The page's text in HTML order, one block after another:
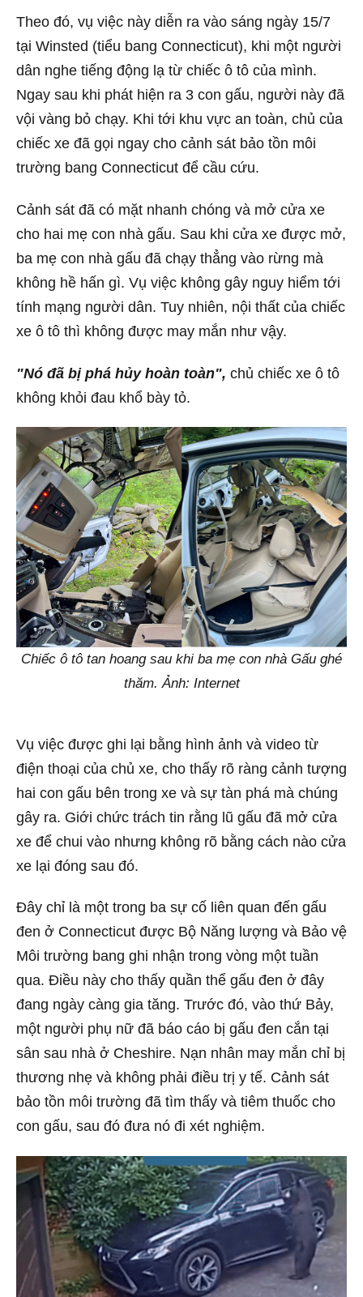
Theo đó, vụ việc này diễn ra vào sáng ngày 15/7
tại Winsted (tiểu bang Connecticut), khi một người
dân nghe tiếng động lạ từ chiếc ô tô của mình.
Ngay sau khi phát hiện ra 3 con gấu, người này đã
vội vàng bỏ chạy. Khi tới khu vực an toàn, chủ của
chiếc xe đã gọi ngay cho cảnh sát bảo tồn môi
trường bang Connecticut để cầu cứu.
Cảnh sát đã có mặt nhanh chóng và mở cửa xe
cho hai mẹ con nhà gấu. Sau khi cửa xe được mở,
ba mẹ con nhà gấu đã chạy thẳng vào rừng mà
không hề hấn gì. Vụ việc không gây nguy hiểm tới
tính mạng người dân. Tuy nhiên, nội thất của chiếc
xe ô tô thì không được may mắn như vậy.
"Nó đã bị phá hủy hoàn toàn", chủ chiếc xe ô tô
không khỏi đau khổ bày tỏ.
Chiếc ô tô tan hoang sau khi ba mẹ con nhà Gấu ghé
thăm. Ảnh: Internet
Vụ việc được ghi lại bằng hình ảnh và video từ
điện thoại của chủ xe, cho thấy rõ ràng cảnh tượng
hai con gấu bên trong xe và sự tàn phá mà chúng
gây ra. Giới chức trách tin rằng lũ gấu đã mở cửa
xe để chui vào nhưng không rõ bằng cách nào cửa
xe lại đóng sau đó.
Đây chỉ là một trong ba sự cố liên quan đến gấu
đen ở Connecticut được Bộ Năng lượng và Bảo vệ
Môi trường bang ghi nhận trong vòng một tuần
qua. Điều này cho thấy quần thể gấu đen ở đây
đang ngày càng gia tăng. Trước đó, vào thứ Bảy,
một người phụ nữ đã báo cáo bị gấu đen cắn tại
sân sau nhà ở Cheshire. Nạn nhân may mắn chỉ bị
thương nhẹ và không phải điều trị y tế. Cảnh sát
bảo tồn môi trường đã tìm thấy và tiêm thuốc cho
con gấu, sau đó đưa nó đi xét nghiệm.